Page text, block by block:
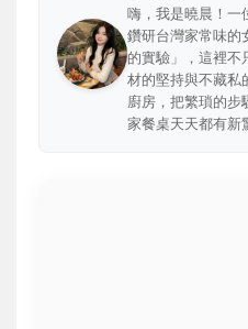
嗨，我是曉晨！一
鑽研台灣家常味的
的實驗」，這裡不
材的堅持與不藏私
廚房，把繁瑣的步
家餐桌天天都有新